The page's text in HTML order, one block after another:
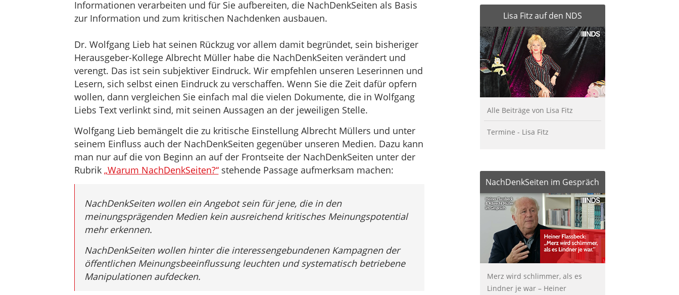
Informationen verarbeiten und für Sie aufbereiten, die NachDenkSeiten als Basis
zur Information und zum kritischen Nachdenken ausbauen.
Dr. Wolfgang Lieb hat seinen Rückzug vor allem damit begründet, sein bisheriger
Herausgeber-Kollege Albrecht Müller habe die NachDenkSeiten verändert und
verengt. Das ist sein subjektiver Eindruck. Wir empfehlen unseren Leserinnen und
Lesern, sich selbst einen Eindruck zu verschaffen. Wenn Sie die Zeit dafür opfern
wollen, dann vergleichen Sie einfach mal die vielen Dokumente, die in Wolfgang
Liebs Text verlinkt sind, mit seinen Aussagen an der jeweiligen Stelle.
Wolfgang Lieb bemängelt die zu kritische Einstellung Albrecht Müllers und unter
seinem Einfluss auch der NachDenkSeiten gegenüber unseren Medien. Dazu kann
man nur auf die von Beginn an auf der Frontseite der NachDenkSeiten unter der
Rubrik „Warum NachDenkSeiten?“stehende Passage aufmerksam machen:
NachDenkSeiten wollen ein Angebot sein für jene, die in den
meinungsprägenden Medien kein ausreichend kritisches Meinungspotential
mehr erkennen.
NachDenkSeiten wollen hinter die interessengebundenen Kampagnen der
öffentlichen Meinungsbeeinflussung leuchten und systematisch betriebene
Manipulationen aufdecken.
Lisa Fitz auf den NDS
Alle Beiträge von Lisa Fitz
Termine - Lisa Fitz
NachDenkSeiten im Gespräch
Merz wird schlimmer, als es
Lindner je war – Heiner